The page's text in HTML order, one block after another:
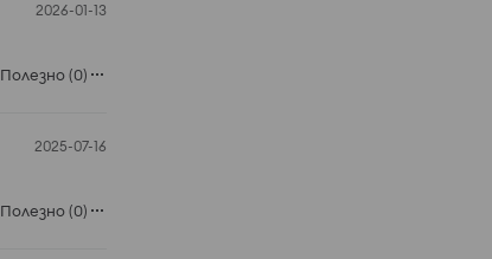
2026-01-13
Полезно(0)
2025-07-16
Полезно(0)